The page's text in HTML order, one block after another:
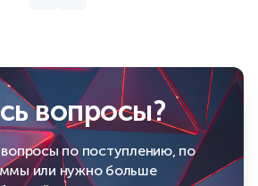
вопросы?
по поступлению, по
или нужно больше